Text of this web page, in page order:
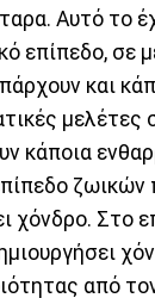
Αυτό το
επίπεδο, σε
και
μελέτες
κάποια
ζωικών
χόνδρο. Στο
από